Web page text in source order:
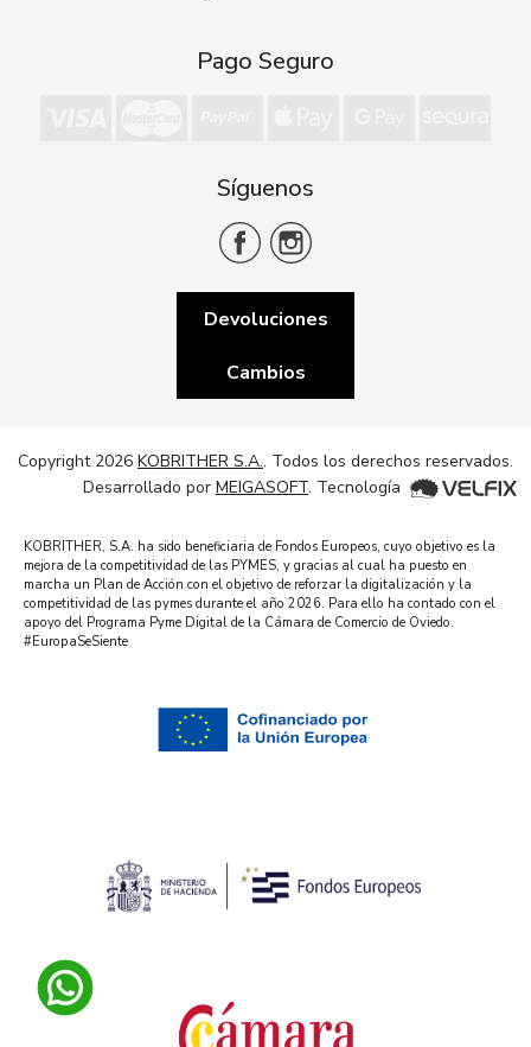
Pago Seguro
Síguenos
Devoluciones
Cambios
Copyright 2026 KOBRITHER S.A.. Todos los derechos reservados.
Desarrollado por MEIGASOFT. Tecnología
KOBRITHER, S.A. ha sido beneficiaria de Fondos Europeos, cuyo objetivo es la
mejora de la competitividad de las PYMES, y gracias al cual ha puesto en
marcha un Plan de Acción con el objetivo de reforzar la digitalización y la
competitividad de las pymes durante el año 2026. Para ello ha contado con el
apoyo del Programa Pyme Digital de la Cámara de Comercio de Oviedo.
#EuropaSeSiente